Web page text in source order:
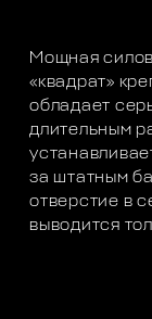
Мощная
«квадрат»
обладает
длительным
за штатным
отверстие в
выводится